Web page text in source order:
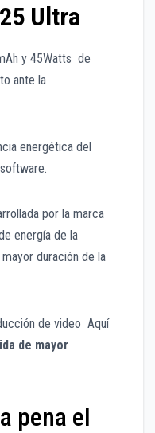
Ultra
y 45Watts de
ante la
energética del
por la marca
energía de la
duración de la
de video Aquí
de mayor
pena el